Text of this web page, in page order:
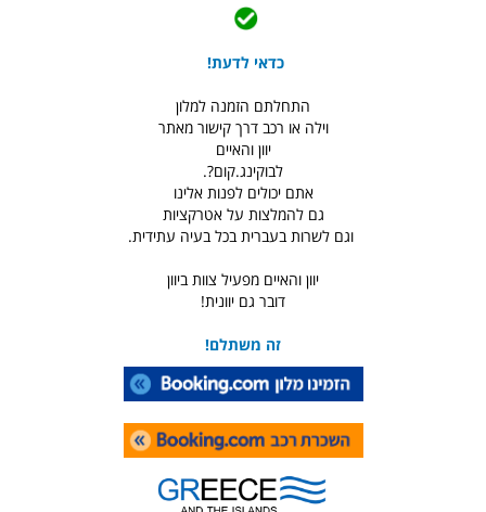
כדאי לדעת!
התחלתם הזמנה למלון
וילה או רכב דרך קישור מאתר
יוון והאיים
לבוקינג.קום?.
אתם יכולים לפנות אלינו
גם להמלצות על אטרקציות
וגם לשרות בעברית בכל בעיה עתידית.
יוון והאיים מפעיל צוות ביוון
דובר גם יוונית!
זה משתלם!